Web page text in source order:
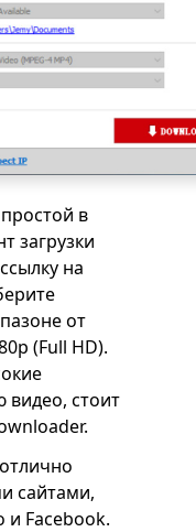
в
загрузки
на
от
(Full HD).
стоит
сайтами,
и Facebook.